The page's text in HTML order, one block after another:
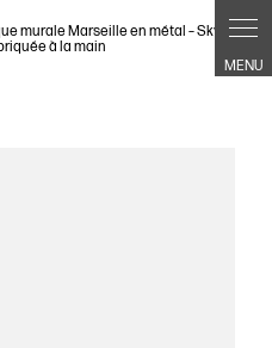
murale Marseille en métal – Skyline
à la main